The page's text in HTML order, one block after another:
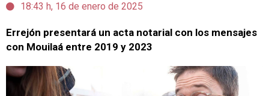
18:43 h, 16 de enero de 2025
Errejón presentará un acta notarial con los mensajes
con Mouilaá entre 2019 y 2023